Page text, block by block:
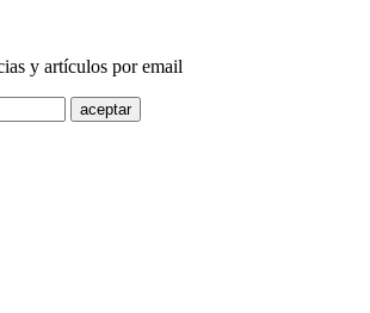
y artículos por email